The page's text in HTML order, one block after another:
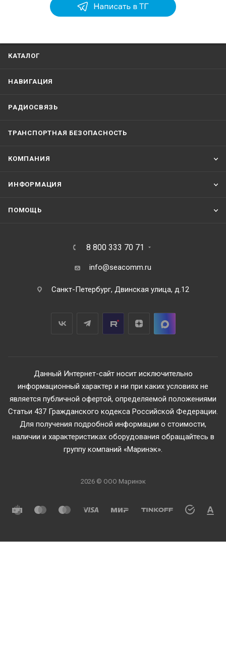
КАТАЛОГ
НАВИГАЦИЯ
РАДИОСВЯЗЬ
ТРАНСПОРТНАЯ БЕЗОПАСНОСТЬ
КОМПАНИЯ
ИНФОРМАЦИЯ
ПОМОЩЬ
8 800 333 70 71
info@seacomm.ru
Санкт-Петербург, Двинская улица, д.12
Данный Интернет-сайт носит исключительно
информационный характер и ни при каких условиях не
является публичной офертой, определяемой положениями
Статьи 437 Гражданского кодекса Российской Федерации.
Для получения подробной информации о стоимости,
наличии и характеристиках оборудования обращайтесь в
группу компаний «Маринэк».
2026 © ООО Маринэк